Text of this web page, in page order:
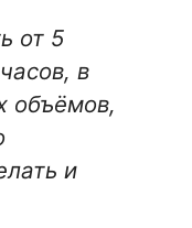
от 5
в
объёмов,
и